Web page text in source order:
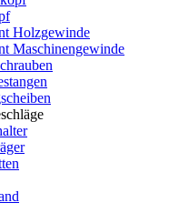
Holzgewinde
Maschinengewinde